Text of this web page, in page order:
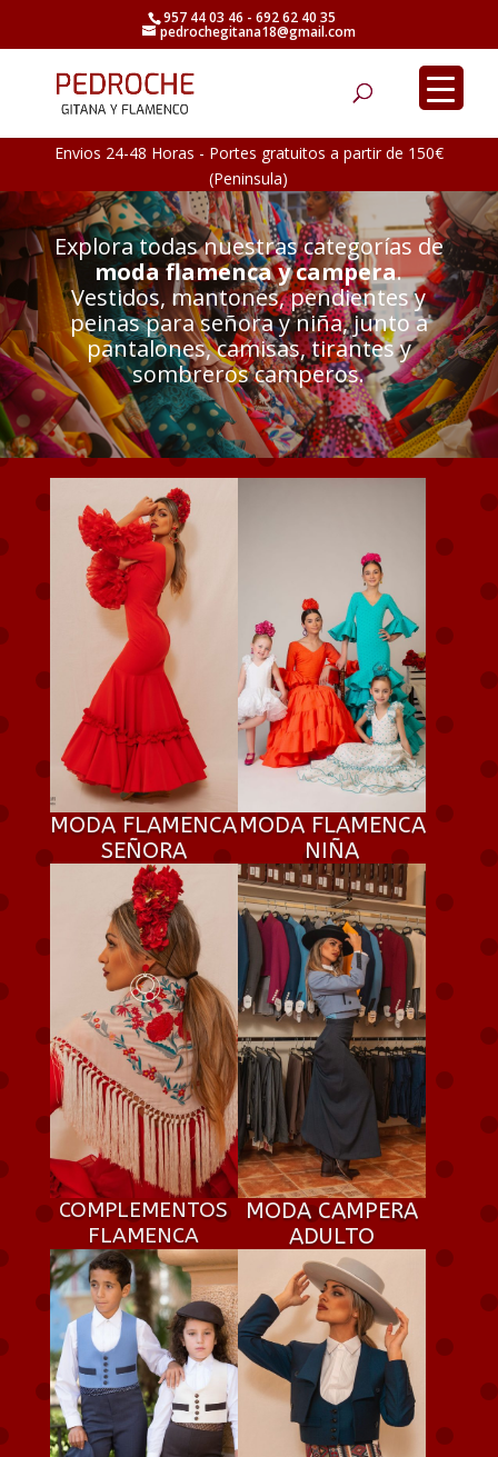
957 44 03 46 - 692 62 40 35
pedrochegitana18@gmail.com
Envios 24-48 Horas - Portes gratuitos a partir de 150€
(Peninsula)
Explora todas nuestras categorías de
moda flamenca y campera.
Vestidos, mantones, pendientes y
peinas para señora y niña, junto a
pantalones, camisas, tirantes y
sombreros camperos.
MODA FLAMENCA
SEÑORA
MODA FLAMENCA
NIÑA
COMPLEMENTOS
FLAMENCA
MODA CAMPERA
ADULTO